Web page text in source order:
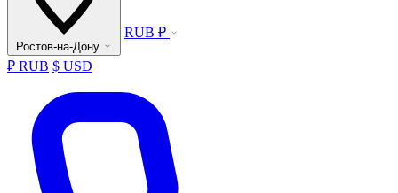
Ростов-на-Дону
RUB ₽
₽ RUB $ USD